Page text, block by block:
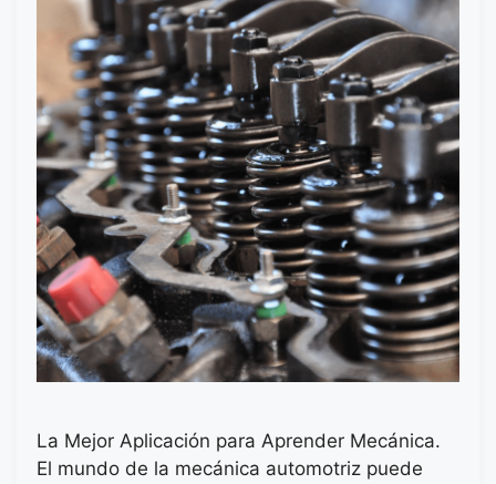
La Mejor Aplicación para Aprender Mecánica.
El mundo de la mecánica automotriz puede